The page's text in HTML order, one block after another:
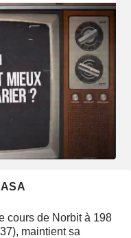
cours de Norbit à 198
maintient sa